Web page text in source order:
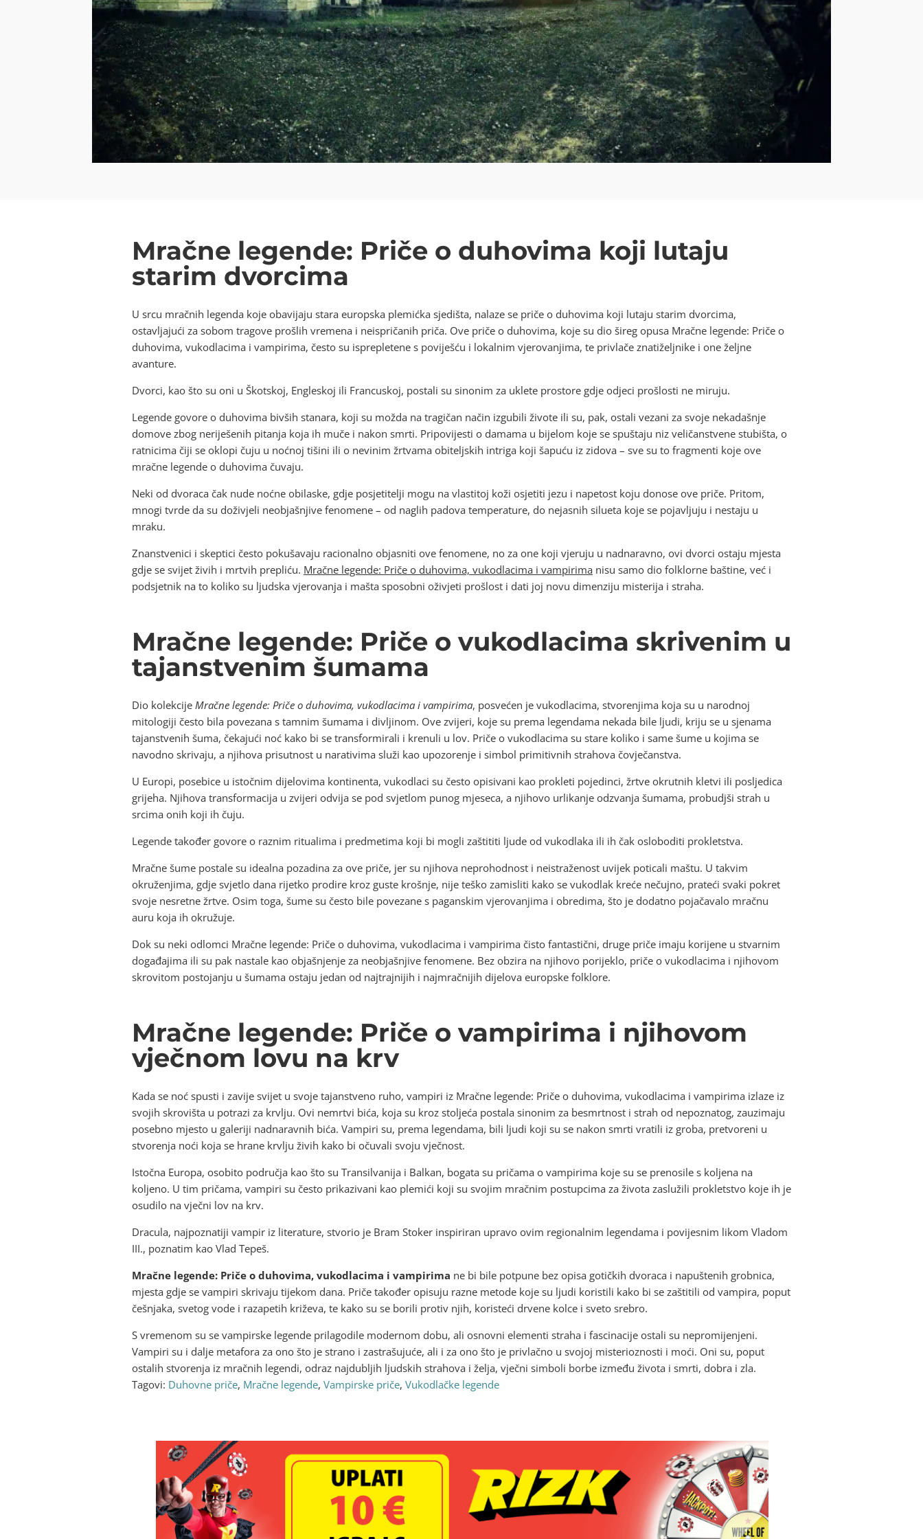
Mračne legende: Priče o duhovima koji lutaju
starim dvorcima
U srcu mračnih legenda koje obavijaju stara europska plemićka sjedišta, nalaze se priče o duhovima koji lutaju starim dvorcima,
ostavljajući za sobom tragove prošlih vremena i neispričanih priča. Ove priče o duhovima, koje su dio šireg opusa Mračne legende: Priče o
duhovima, vukodlacima i vampirima, često su isprepletene s poviješću i lokalnim vjerovanjima, te privlače znatiželjnike i one željne
avanture.
Dvorci, kao što su oni u Škotskoj, Engleskoj ili Francuskoj, postali su sinonim za uklete prostore gdje odjeci prošlosti ne miruju.
Legende govore o duhovima bivših stanara, koji su možda na tragičan način izgubili živote ili su, pak, ostali vezani za svoje nekadašnje
domove zbog neriješenih pitanja koja ih muče i nakon smrti. Pripovijesti o damama u bijelom koje se spuštaju niz veličanstvene stubišta, o
ratnicima čiji se oklopi čuju u noćnoj tišini ili o nevinim žrtvama obiteljskih intriga koji šapuću iz zidova – sve su to fragmenti koje ove
mračne legende o duhovima čuvaju.
Neki od dvoraca čak nude noćne obilaske, gdje posjetitelji mogu na vlastitoj koži osjetiti jezu i napetost koju donose ove priče. Pritom,
mnogi tvrde da su doživjeli neobjašnjive fenomene – od naglih padova temperature, do nejasnih silueta koje se pojavljuju i nestaju u
mraku.
Znanstvenici i skeptici često pokušavaju racionalno objasniti ove fenomene, no za one koji vjeruju u nadnaravno, ovi dvorci ostaju mjesta
gdje se svijet živih i mrtvih prepliću. Mračne legende: Priče o duhovima, vukodlacima i vampirima nisu samo dio folklorne baštine, već i
podsjetnik na to koliko su ljudska vjerovanja i mašta sposobni oživjeti prošlost i dati joj novu dimenziju misterija i straha.
Mračne legende: Priče o vukodlacima skrivenim u
tajanstvenim šumama
Dio kolekcije Mračne legende: Priče o duhovima, vukodlacima i vampirima, posvećen je vukodlacima, stvorenjima koja su u narodnoj
mitologiji često bila povezana s tamnim šumama i divljinom. Ove zvijeri, koje su prema legendama nekada bile ljudi, kriju se u sjenama
tajanstvenih šuma, čekajući noć kako bi se transformirali i krenuli u lov. Priče o vukodlacima su stare koliko i same šume u kojima se
navodno skrivaju, a njihova prisutnost u narativima služi kao upozorenje i simbol primitivnih strahova čovječanstva.
U Europi, posebice u istočnim dijelovima kontinenta, vukodlaci su često opisivani kao prokleti pojedinci, žrtve okrutnih kletvi ili posljedica
grijeha. Njihova transformacija u zvijeri odvija se pod svjetlom punog mjeseca, a njihovo urlikanje odzvanja šumama, probudjši strah u
srcima onih koji ih čuju.
Legende također govore o raznim ritualima i predmetima koji bi mogli zaštititi ljude od vukodlaka ili ih čak osloboditi prokletstva.
Mračne šume postale su idealna pozadina za ove priče, jer su njihova neprohodnost i neistraženost uvijek poticali maštu. U takvim
okruženjima, gdje svjetlo dana rijetko prodire kroz guste krošnje, nije teško zamisliti kako se vukodlak kreće nečujno, prateći svaki pokret
svoje nesretne žrtve. Osim toga, šume su često bile povezane s paganskim vjerovanjima i obredima, što je dodatno pojačavalo mračnu
auru koja ih okružuje.
Dok su neki odlomci Mračne legende: Priče o duhovima, vukodlacima i vampirima čisto fantastični, druge priče imaju korijene u stvarnim
događajima ili su pak nastale kao objašnjenje za neobjašnjive fenomene. Bez obzira na njihovo porijeklo, priče o vukodlacima i njihovom
skrovitom postojanju u šumama ostaju jedan od najtrajnijih i najmračnijih dijelova europske folklore.
Mračne legende: Priče o vampirima i njihovom
vječnom lovu na krv
Kada se noć spusti i zavije svijet u svoje tajanstveno ruho, vampiri iz Mračne legende: Priče o duhovima, vukodlacima i vampirima izlaze iz
svojih skrovišta u potrazi za krvlju. Ovi nemrtvi bića, koja su kroz stoljeća postala sinonim za besmrtnost i strah od nepoznatog, zauzimaju
posebno mjesto u galeriji nadnaravnih bića. Vampiri su, prema legendama, bili ljudi koji su se nakon smrti vratili iz groba, pretvoreni u
stvorenja noći koja se hrane krvlju živih kako bi očuvali svoju vječnost.
Istočna Europa, osobito područja kao što su Transilvanija i Balkan, bogata su pričama o vampirima koje su se prenosile s koljena na
koljeno. U tim pričama, vampiri su često prikazivani kao plemići koji su svojim mračnim postupcima za života zaslužili prokletstvo koje ih je
osudilo na vječni lov na krv.
Dracula, najpoznatiji vampir iz literature, stvorio je Bram Stoker inspiriran upravo ovim regionalnim legendama i povijesnim likom Vladom
III., poznatim kao Vlad Tepeš.
Mračne legende: Priče o duhovima, vukodlacima i vampirima ne bi bile potpune bez opisa gotičkih dvoraca i napuštenih grobnica,
mjesta gdje se vampiri skrivaju tijekom dana. Priče također opisuju razne metode koje su ljudi koristili kako bi se zaštitili od vampira, poput
češnjaka, svetog vode i razapetih križeva, te kako su se borili protiv njih, koristeći drvene kolce i sveto srebro.
S vremenom su se vampirske legende prilagodile modernom dobu, ali osnovni elementi straha i fascinacije ostali su nepromijenjeni.
Vampiri su i dalje metafora za ono što je strano i zastrašujuće, ali i za ono što je privlačno u svojoj misterioznosti i moći. Oni su, poput
ostalih stvorenja iz mračnih legendi, odraz najdubljih ljudskih strahova i želja, vječni simboli borbe između života i smrti, dobra i zla.
Tagovi: Duhovne priče, Mračne legende, Vampirske priče, Vukodlačke legende